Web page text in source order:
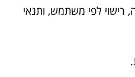
לפי משתמש, ותנאי